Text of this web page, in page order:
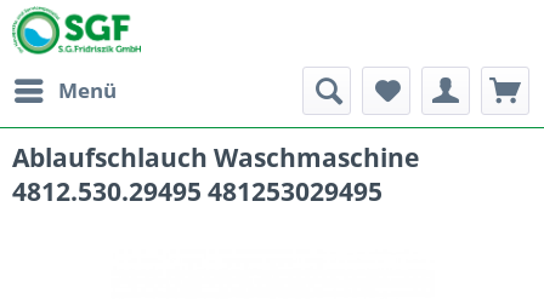
Menü
Ablaufschlauch Waschmaschine
4812.530.29495 481253029495